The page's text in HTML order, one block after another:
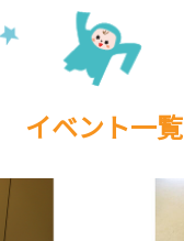
イベント一覧